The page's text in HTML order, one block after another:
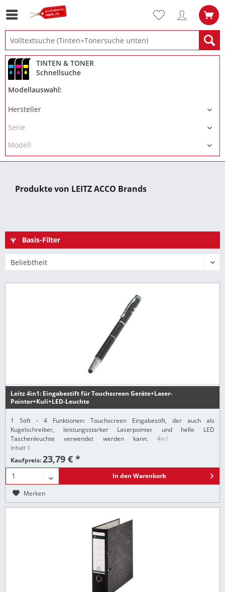
TINTEN & TONER
Schnellsuche
Modellauswahl:
Produkte von LEITZ ACCO Brands
Basis-Filter
Leitz 4in1: Eingabestift für Touchscreen Geräte+Laser-
Pointer+Kuli+LED-Leuchte
1 Stift - 4 Funktionen: Touchscreen Eingabestift, der auch als
Kugelschreiber, leistungsstarker Laserpointer und helle LED
Taschenleuchte verwendet werden kann. 4in1: Eingabestift,
Laserpointer, Kugelschreiber, LED Taschenleuchte...
Inhalt 1
Kaufpreis:23,79 € *
In den Warenkorb
Merken